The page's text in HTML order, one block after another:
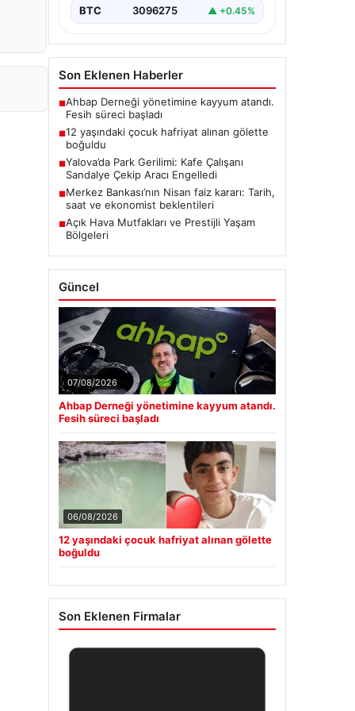
BTC 3096275 ▲ +0.45%
Son Eklenen Haberler
■Ahbap Derneği yönetimine kayyum atandı.
Fesih süreci başladı
■12 yaşındaki çocuk hafriyat alınan gölette
boğuldu
■Yalova’da Park Gerilimi: Kafe Çalışanı
Sandalye Çekip Aracı Engelledi
■Merkez Bankası’nın Nisan faiz kararı: Tarih,
saat ve ekonomist beklentileri
■Açık Hava Mutfakları ve Prestijli Yaşam
Bölgeleri
Güncel
07/08/2026
Ahbap Derneği yönetimine kayyum atandı.
Fesih süreci başladı
06/08/2026
12 yaşındaki çocuk hafriyat alınan gölette
boğuldu
Son Eklenen Firmalar